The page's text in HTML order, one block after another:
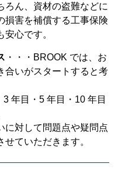
ろん、資材の盗難などに
損害を補償する工事保険
心です。
・・・BROOK では、お
合いがスタートすると考
年目・5 年目・10 年目
に対して問題点や疑問点
ていただきます。